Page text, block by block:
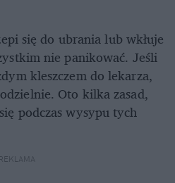
się do ubrania lub wkłuje
nie panikować. Jeśli
kleszczem do lekarza,
Oto kilka zasad,
podczas wysypu tych
REKLAMA